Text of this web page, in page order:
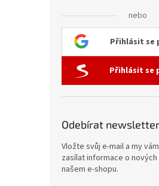
nebo
Přihlásit se
Přihlásit se
Odebírat newsletter
Vložte svůj e-mail a my
zasílat informace o
našem e-shopu.